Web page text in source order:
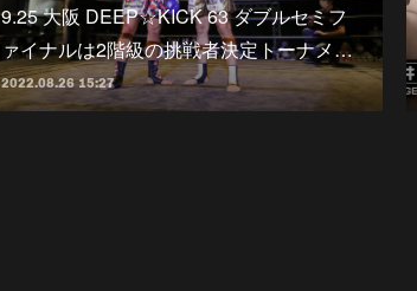
9.25 大阪 DEEP☆KICK 63 ダブルセミフ
ァイナルは2階級の挑戦者決定トーナメ…
2022.08.26 15:27